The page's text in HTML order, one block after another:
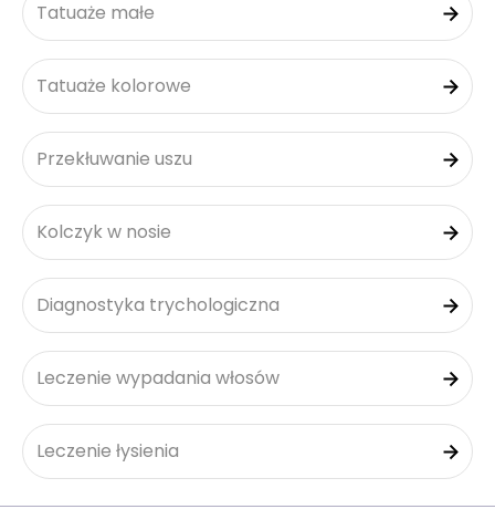
Tatuaże małe
Tatuaże kolorowe
Przekłuwanie uszu
Kolczyk w nosie
Diagnostyka trychologiczna
Leczenie wypadania włosów
Leczenie łysienia